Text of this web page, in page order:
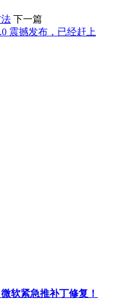
下一篇
震撼发布，已经赶上
软紧急推补丁修复！